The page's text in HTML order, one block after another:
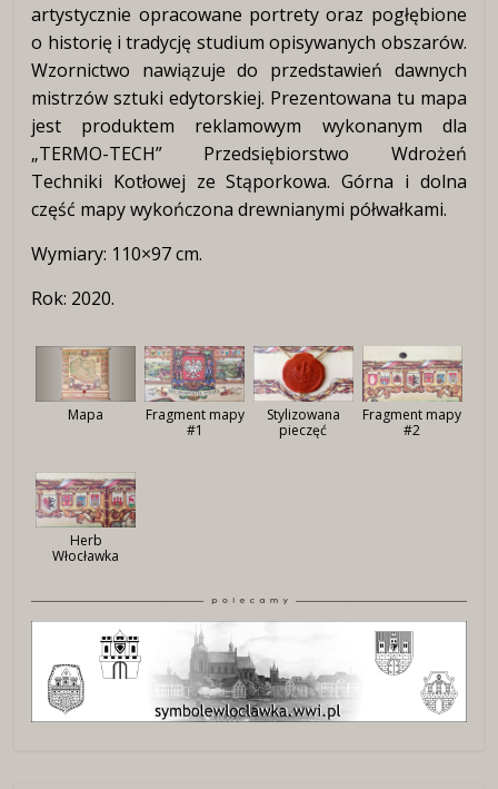
artystycznie opracowane portrety oraz pogłębione
o historię i tradycję studium opisywanych obszarów.
Wzornictwo nawiązuje do przedstawień dawnych
mistrzów sztuki edytorskiej. Prezentowana tu mapa
jest produktem reklamowym wykonanym dla
„TERMO-TECH” Przedsiębiorstwo Wdrożeń
Techniki Kotłowej ze Stąporkowa. Górna i dolna
część mapy wykończona drewnianymi półwałkami.
Wymiary: 110×97 cm.
Rok: 2020.
Mapa
Fragment mapy
#1
Stylizowana
pieczęć
Fragment mapy
#2
Herb
Włocławka